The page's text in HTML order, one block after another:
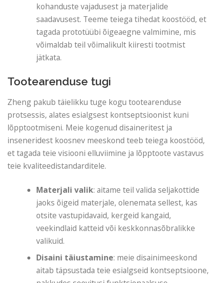
kohanduste vajadusest ja materjalide
saadavusest. Teeme teiega tihedat koostööd, et
tagada prototüübi õigeaegne valmimine, mis
võimaldab teil võimalikult kiiresti tootmist
jätkata.
Tootearenduse tugi
Zheng pakub täielikku tuge kogu tootearenduse
protsessis, alates esialgsest kontseptsioonist kuni
lõpptootmiseni. Meie kogenud disaineritest ja
inseneridest koosnev meeskond teeb teiega koostööd,
et tagada teie visiooni elluviimine ja lõpptoote vastavus
teie kvaliteedistandarditele.
Materjali valik: aitame teil valida seljakottide
jaoks õigeid materjale, olenemata sellest, kas
otsite vastupidavaid, kergeid kangaid,
veekindlaid katteid või keskkonnasõbralikke
valikuid.
Disaini täiustamine: meie disainimeeskond
aitab täpsustada teie esialgseid kontseptsioone,